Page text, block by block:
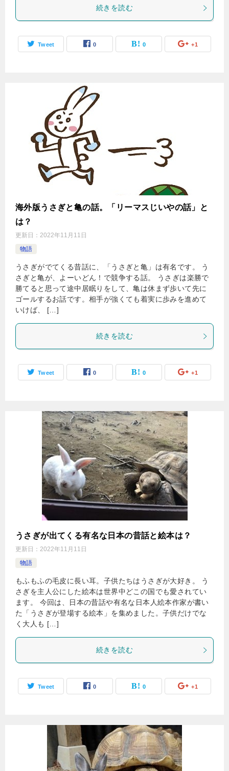
続きを読む
Tweet 0 0 +1
海外版うさぎと亀の話。「リーマスじいやの話」と
は？
更新日： 2022年11月11日
物語
うさぎがでてくる昔話に、「うさぎと亀」は有名です。 う
さぎと亀が、よーいどん！で競争する話。 うさぎは楽勝で
勝てると思って途中居眠りをして、亀は休まず歩いて先に
ゴールするお話です。相手が強くても着実に歩みを進めて
いけば、 […]
続きを読む
Tweet 0 0 +1
うさぎが出てくる有名な日本の昔話と絵本は？
更新日： 2022年11月11日
物語
もふもふの毛皮に長い耳。子供たちはうさぎが大好き。 う
さぎを主人公にした絵本は世界中どこの国でも愛されてい
ます。 今回は、日本の昔話や有名な日本人絵本作家が書い
た「うさぎが登場する絵本」を集めました。子供だけでな
く大人も […]
続きを読む
Tweet 0 0 +1